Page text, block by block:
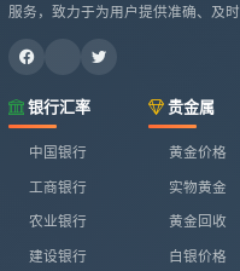
服务，致力于为用户提供准确、及时
银行汇率
中国银行
工商银行
农业银行
建设银行
贵金属
黄金价格
实物黄金
黄金回收
白银价格